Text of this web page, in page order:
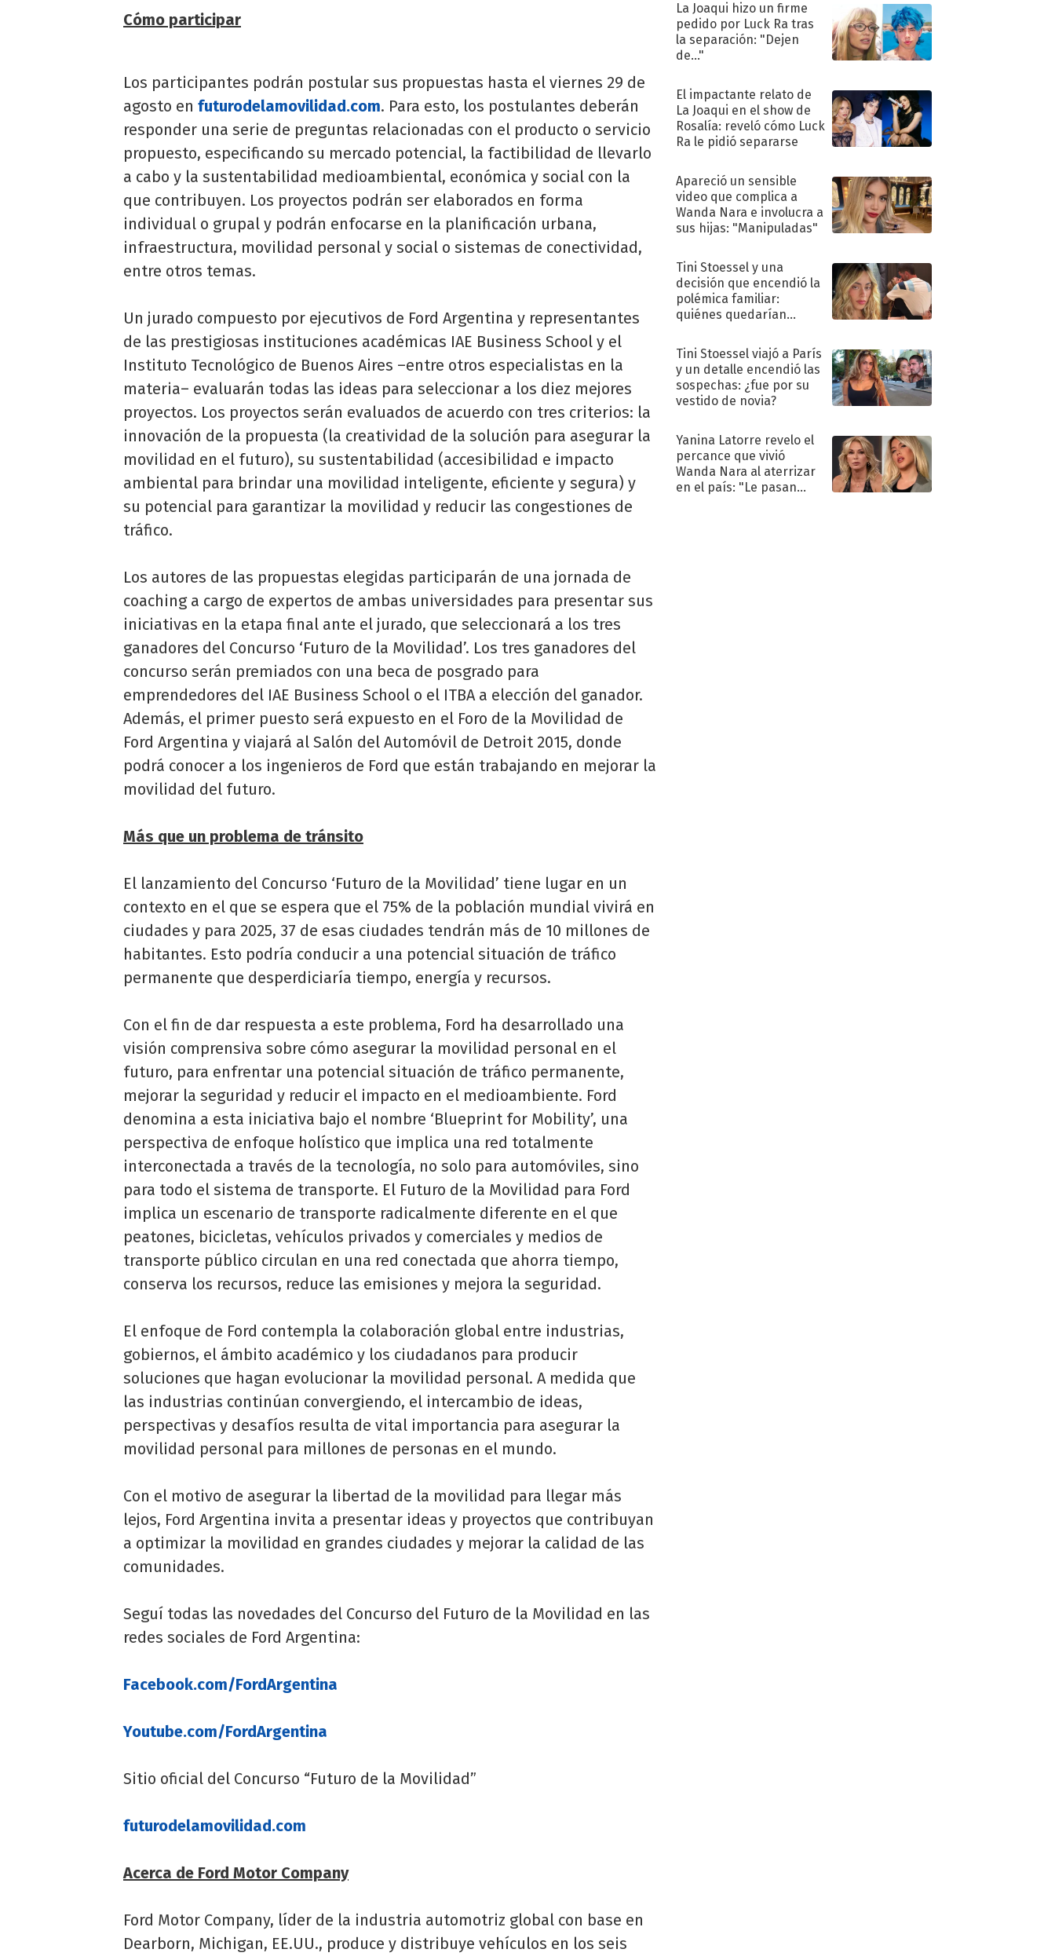
Cómo participar
Los participantes podrán postular sus propuestas hasta el viernes 29 de
agosto en futurodelamovilidad.com. Para esto, los postulantes deberán
responder una serie de preguntas relacionadas con el producto o servicio
propuesto, especificando su mercado potencial, la factibilidad de llevarlo
a cabo y la sustentabilidad medioambiental, económica y social con la
que contribuyen. Los proyectos podrán ser elaborados en forma
individual o grupal y podrán enfocarse en la planificación urbana,
infraestructura, movilidad personal y social o sistemas de conectividad,
entre otros temas.
Un jurado compuesto por ejecutivos de Ford Argentina y representantes
de las prestigiosas instituciones académicas IAE Business School y el
Instituto Tecnológico de Buenos Aires –entre otros especialistas en la
materia– evaluarán todas las ideas para seleccionar a los diez mejores
proyectos. Los proyectos serán evaluados de acuerdo con tres criterios: la
innovación de la propuesta (la creatividad de la solución para asegurar la
movilidad en el futuro), su sustentabilidad (accesibilidad e impacto
ambiental para brindar una movilidad inteligente, eficiente y segura) y
su potencial para garantizar la movilidad y reducir las congestiones de
tráfico.
Los autores de las propuestas elegidas participarán de una jornada de
coaching a cargo de expertos de ambas universidades para presentar sus
iniciativas en la etapa final ante el jurado, que seleccionará a los tres
ganadores del Concurso ‘Futuro de la Movilidad’. Los tres ganadores del
concurso serán premiados con una beca de posgrado para
emprendedores del IAE Business School o el ITBA a elección del ganador.
Además, el primer puesto será expuesto en el Foro de la Movilidad de
Ford Argentina y viajará al Salón del Automóvil de Detroit 2015, donde
podrá conocer a los ingenieros de Ford que están trabajando en mejorar la
movilidad del futuro.
Más que un problema de tránsito
El lanzamiento del Concurso ‘Futuro de la Movilidad’ tiene lugar en un
contexto en el que se espera que el 75% de la población mundial vivirá en
ciudades y para 2025, 37 de esas ciudades tendrán más de 10 millones de
habitantes. Esto podría conducir a una potencial situación de tráfico
permanente que desperdiciaría tiempo, energía y recursos.
Con el fin de dar respuesta a este problema, Ford ha desarrollado una
visión comprensiva sobre cómo asegurar la movilidad personal en el
futuro, para enfrentar una potencial situación de tráfico permanente,
mejorar la seguridad y reducir el impacto en el medioambiente. Ford
denomina a esta iniciativa bajo el nombre ‘Blueprint for Mobility’, una
perspectiva de enfoque holístico que implica una red totalmente
interconectada a través de la tecnología, no solo para automóviles, sino
para todo el sistema de transporte. El Futuro de la Movilidad para Ford
implica un escenario de transporte radicalmente diferente en el que
peatones, bicicletas, vehículos privados y comerciales y medios de
transporte público circulan en una red conectada que ahorra tiempo,
conserva los recursos, reduce las emisiones y mejora la seguridad.
El enfoque de Ford contempla la colaboración global entre industrias,
gobiernos, el ámbito académico y los ciudadanos para producir
soluciones que hagan evolucionar la movilidad personal. A medida que
las industrias continúan convergiendo, el intercambio de ideas,
perspectivas y desafíos resulta de vital importancia para asegurar la
movilidad personal para millones de personas en el mundo.
Con el motivo de asegurar la libertad de la movilidad para llegar más
lejos, Ford Argentina invita a presentar ideas y proyectos que contribuyan
a optimizar la movilidad en grandes ciudades y mejorar la calidad de las
comunidades.
Seguí todas las novedades del Concurso del Futuro de la Movilidad en las
redes sociales de Ford Argentina:
Facebook.com/FordArgentina
Youtube.com/FordArgentina
Sitio oficial del Concurso “Futuro de la Movilidad”
futurodelamovilidad.com
Acerca de Ford Motor Company
Ford Motor Company, líder de la industria automotriz global con base en
Dearborn, Michigan, EE.UU., produce y distribuye vehículos en los seis
La Joaqui hizo un firme
pedido por Luck Ra tras
la separación: "Dejen
de..."
El impactante relato de
La Joaqui en el show de
Rosalía: reveló cómo Luck
Ra le pidió separarse
Apareció un sensible
video que complica a
Wanda Nara e involucra a
sus hijas: "Manipuladas"
Tini Stoessel y una
decisión que encendió la
polémica familiar:
quiénes quedarían
Tini Stoessel viajó a París
y un detalle encendió las
sospechas: ¿fue por su
vestido de novia?
Yanina Latorre revelo el
percance que vivió
Wanda Nara al aterrizar
en el país: "Le pasan